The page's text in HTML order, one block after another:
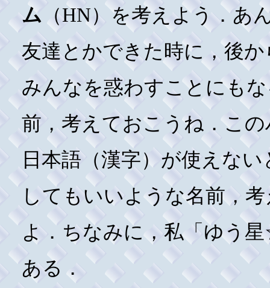
ム （HN）を考えよう．あ
友達とかできた時に，後
みんなを惑わすことにも
前，考えておこうね．こ
日本語（漢字）が使えな
してもいいような名前，
よ．ちなみに，私「ゆう
ある．